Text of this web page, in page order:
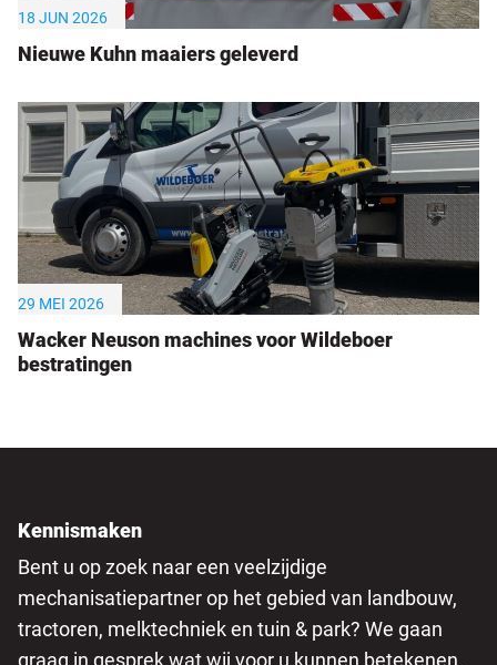
18 JUN 2026
Nieuwe Kuhn maaiers geleverd
29 MEI 2026
Wacker Neuson machines voor Wildeboer
bestratingen
Kennismaken
Bent u op zoek naar een veelzijdige
mechanisatiepartner op het gebied van landbouw,
tractoren, melktechniek en tuin & park? We gaan
graag in gesprek wat wij voor u kunnen betekenen.